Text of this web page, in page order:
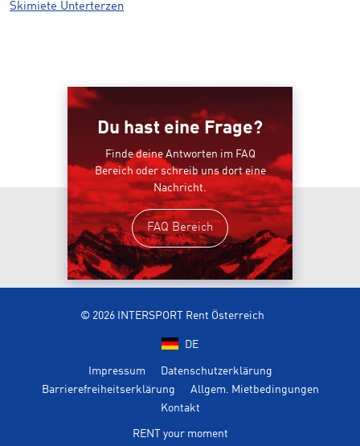
Skimiete Unterterzen
Du hast eine Frage?
Finde deine Antworten im FAQ
Bereich oder schreib uns dort eine
Nachricht.
FAQ Bereich
© 2026 INTERSPORT Rent Österreich
DE
Impressum
Datenschutzerklärung
Barrierefreiheitserklärung
Allgem. Mietbedingungen
Kontakt
RENT your moment